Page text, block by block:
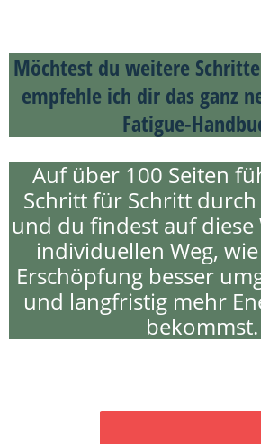
Möchtest du weitere
empfehle ich dir das ganz
Fatigue-
Auf über 100 Seiten
Schritt für Schritt
und du findest auf diese
individuellen Weg,
Erschöpfung besser
und langfristig mehr
bekommst.